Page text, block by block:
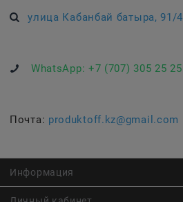
улица Кабанбай батыра, 91/4
WhatsApp: +7 (707) 305 25 25
Почта: produktoff.kz@gmail.com
Информация